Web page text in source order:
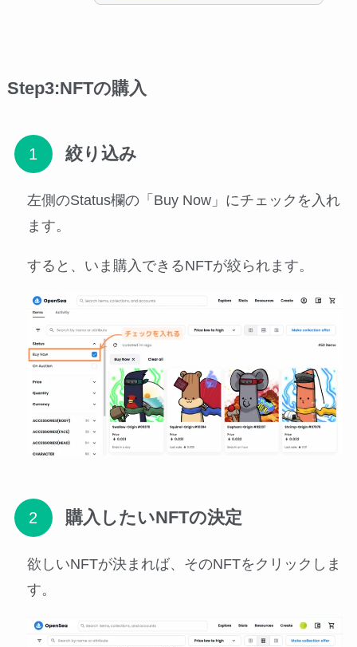
Step3:NFTの購入
絞り込み
左側のStatus欄の「Buy Now」にチェックを入れ
ます。
すると、いま購入できるNFTが絞られます。
購入したいNFTの決定
欲しいNFTが決まれば、そのNFTをクリックしま
す。